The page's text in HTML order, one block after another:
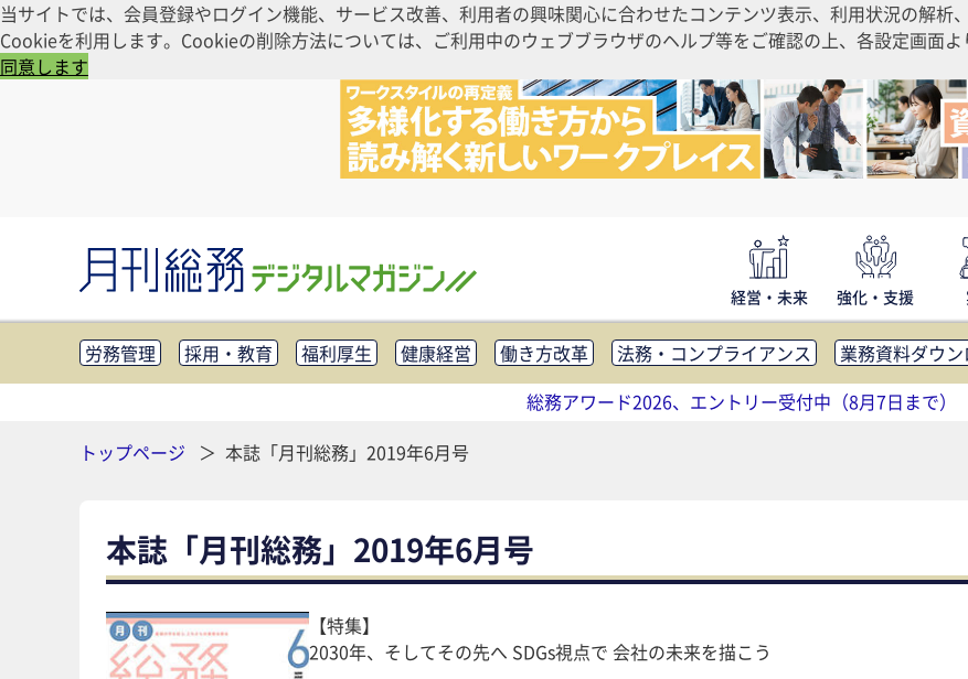
当サイトでは、会員登録やログイン機能、サービス改善、利用者の興味関心に合わせたコンテンツ表示、利用状況の解
Cookieを利用します。Cookieの削除方法については、ご利用中のウェブブラウザのヘルプ等をご確認の上、各設定画面よ
同意します
経営・未来 強化・支援
労務管理 採用・教育 福利厚生 健康経営 働き方改革 法務・コンプライアンス
業務資料ダウン
知財管理
リスクマネジメント・BCP 社外・社内広報 社外・社内コミュニケーション活性化
FM・
助成金・補助金・コスト削減 アウトソーシング・BPO
調査・
総務アワード2026、エントリー受付中（8月7日まで）
トップページ
本誌「月刊総務」2019年6月号
本誌「月刊総務」2019年6月号
【特集】
2030年、そしてその先へ SDGs視点で 会社の未来を描こう